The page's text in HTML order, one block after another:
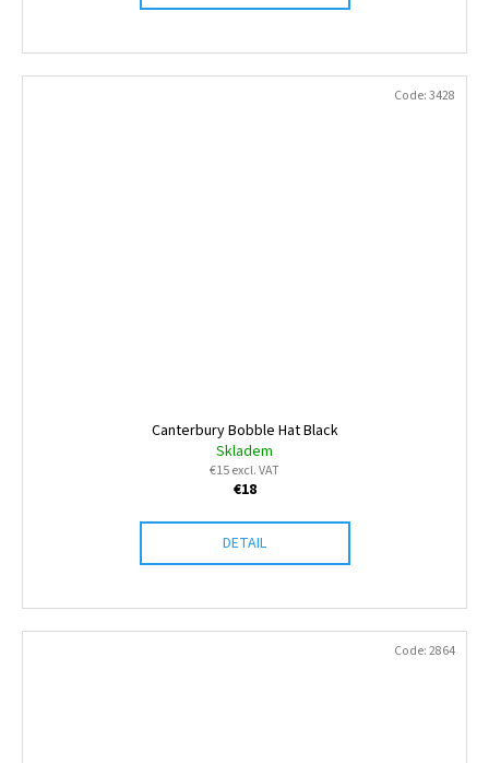
Canterbury Bobble Hat Black
Skladem
€15 excl. VAT
€18
DETAIL
Code:3428
Code:2864